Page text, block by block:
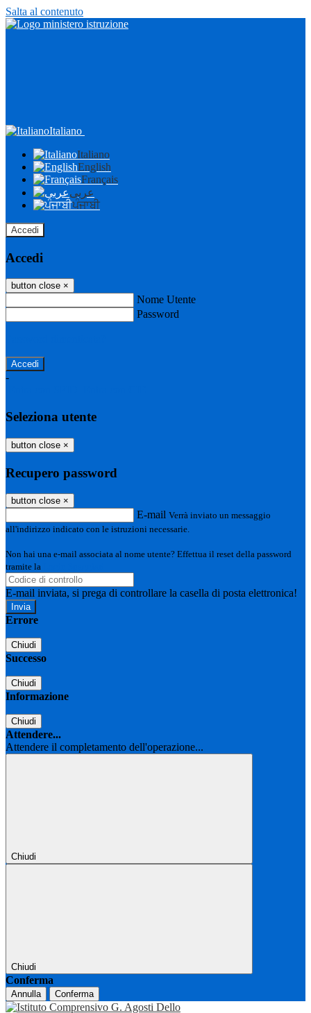
Salta al contenuto
Italiano
Italiano
English
Français
عربى
ਪੰਜਾਬੀ
Accedi
Accedi
button close ×
Nome Utente
Password
-
Seleziona utente
button close ×
Recupero password
button close ×
E-mail Verrà inviato un messaggio
all'indirizzo indicato con le istruzioni necessarie.
Non hai una e-mail associata al nome utente? Effettua il reset della password
tramite la
E-mail inviata, si prega di controllare la casella di posta elettronica!
Errore
Chiudi
Successo
Chiudi
Informazione
Chiudi
Attendere...
Attendere il completamento dell'operazione...
Chiudi
Chiudi
Conferma
Annulla Conferma